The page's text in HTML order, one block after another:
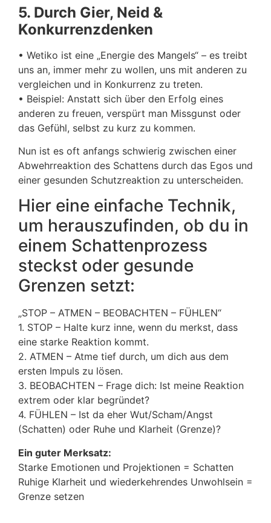
5. Durch Gier, Neid &
Konkurrenzdenken
• Wetiko ist eine „Energie des Mangels“ – es treibt
uns an, immer mehr zu wollen, uns mit anderen zu
vergleichen und in Konkurrenz zu treten.
• Beispiel: Anstatt sich über den Erfolg eines
anderen zu freuen, verspürt man Missgunst oder
das Gefühl, selbst zu kurz zu kommen.
Nun ist es oft anfangs schwierig zwischen einer
Abwehrreaktion des Schattens durch das Egos und
einer gesunden Schutzreaktion zu unterscheiden.
Hier eine einfache Technik,
um herauszufinden, ob du in
einem Schattenprozess
steckst oder gesunde
Grenzen setzt:
„STOP – ATMEN – BEOBACHTEN – FÜHLEN“
1. STOP – Halte kurz inne, wenn du merkst, dass
eine starke Reaktion kommt.
2. ATMEN – Atme tief durch, um dich aus dem
ersten Impuls zu lösen.
3. BEOBACHTEN – Frage dich: Ist meine Reaktion
extrem oder klar begründet?
4. FÜHLEN – Ist da eher Wut/Scham/Angst
(Schatten) oder Ruhe und Klarheit (Grenze)?
Ein guter Merksatz:
Starke Emotionen und Projektionen = Schatten
Ruhige Klarheit und wiederkehrendes Unwohlsein =
Grenze setzen